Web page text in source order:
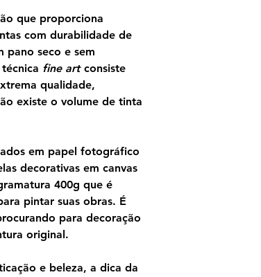
que proporciona
com durabilidade de
pano seco e sem
fine artconsiste
qualidade,
existe o volume de tinta
em papel fotográfico
decorativas em canvas
400g que é
pintar suas obras. É
para decoração
original.
e beleza, a dica da